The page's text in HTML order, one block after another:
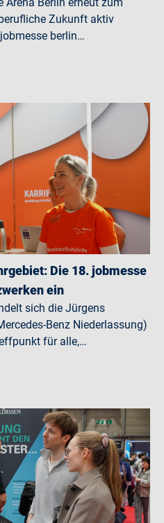
Zukunft aktiv
berlin…
Die 18. jobmesse
ein
sich die Jürgens
Benz Niederlassung)
für alle,…